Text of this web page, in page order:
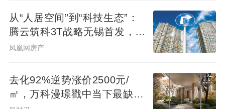
从“人居空间”到“科技生态”：
腾云筑科3T战略无锡首发，生
态圈协同重构未来人居
凤凰网房产
去化92%逆势涨价2500元/
㎡，万科漫璟戳中当下最缺的